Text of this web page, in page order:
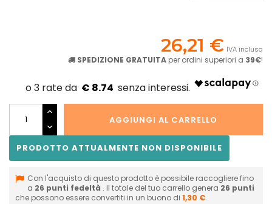
26,21 € IVA inclusa
SPEDIZIONE GRATUITA per ordini superiori a 39€!
€ 8.74
AGGIUNGI AL CARRELLO
PRODOTTO ATTUALMENTE NON DISPONIBILE
Con l'acquisto di questo prodotto è possibile raccogliere fino
a 26 punti fedeltà . Il totale del tuo carrello genera 26 punti
che possono essere convertiti in un buono di 1,30 €.